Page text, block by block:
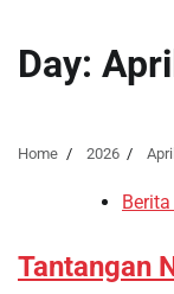
Day:
Home 2026 April
Tantangan